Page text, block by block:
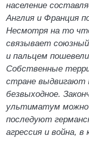
население
Англия и Франция
Несмотря на то
связывает
и пальцем
Собственные
стране выдвигают
безвыходное.
ультиматум
последуют
агрессия и война,